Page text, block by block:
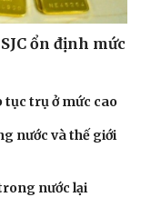
ổn định mức
tục trụ ở mức cao
nước và thế giới
nước lại